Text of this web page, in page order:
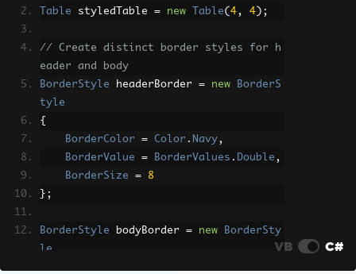
Table styledTable = new Table( 4, 4 );
// Create distinct border styles for h
eader and body
BorderStyle headerBorder = new
BorderS
tyle
{
BorderColor
= Color . Navy,
BorderValue
= BorderValues . Double ,
BorderSize
=
8
};
BorderStyle bodyBorder = new
BorderSty
le
VB C#